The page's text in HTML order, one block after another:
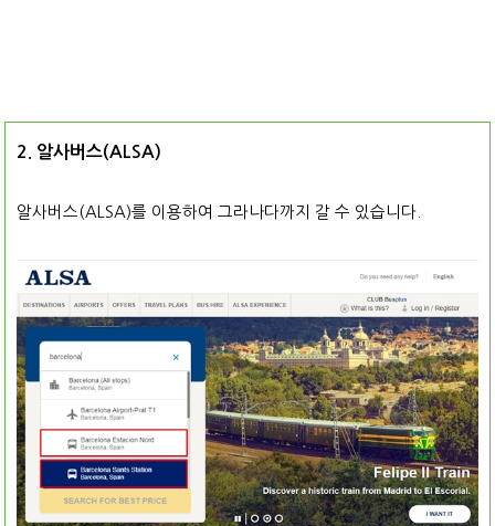
2. 알사버스(ALSA)
알사버스(ALSA)를 이용하여 그라나다까지 갈 수 있습니다.